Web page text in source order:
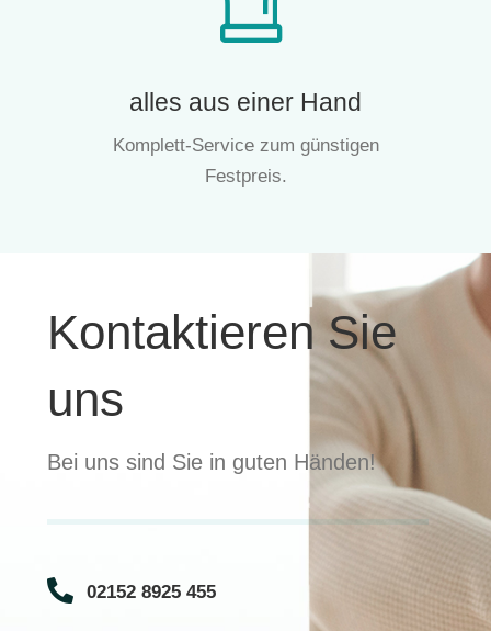
alles aus einer Hand
Komplett-Service zum günstigen
Festpreis.
Kontaktieren Sie
uns
Bei uns sind Sie in guten Händen!
02152 8925 455